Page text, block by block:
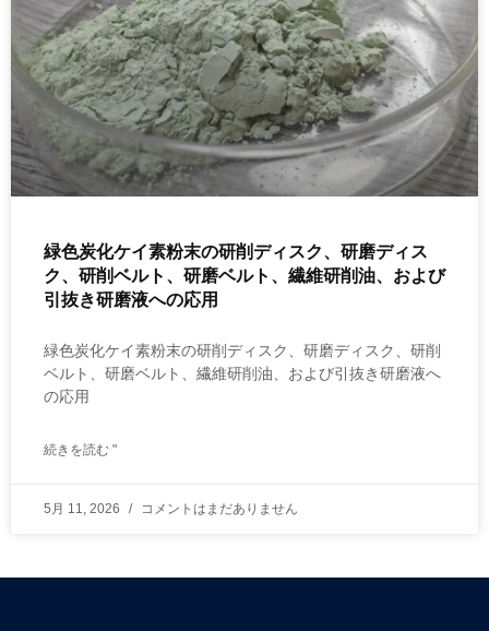
緑色炭化ケイ素粉末の研削ディスク、研磨ディス
ク、研削ベルト、研磨ベルト、繊維研削油、および
引抜き研磨液への応用
緑色炭化ケイ素粉末の研削ディスク、研磨ディスク、研削
ベルト、研磨ベルト、繊維研削油、および引抜き研磨液へ
の応用
続きを読む "
5月 11, 2026 コメントはまだありません